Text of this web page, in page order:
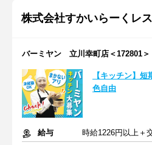
株式会社すかいらーくレ
バーミヤン 立川幸町店＜172801＞
【キッチン】
色自由
給与
時給1226円以上＋